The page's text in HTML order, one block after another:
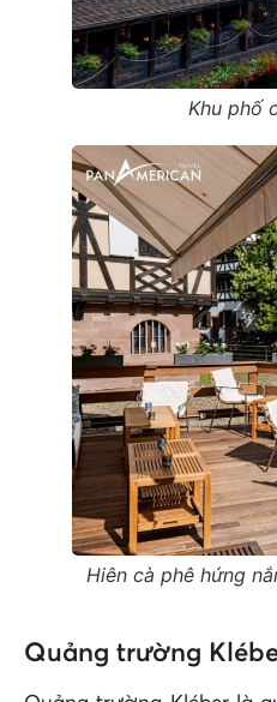
Khu phố
Hiên cà phê hứng
Quảng trường